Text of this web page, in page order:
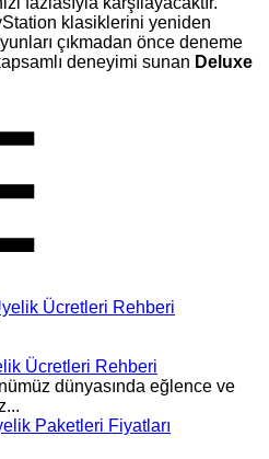
klasiklerini yeniden
çıkmadan önce deneme
deneyimi sunan Deluxe
Ücretleri Rehberi
dünyasında eğlence ve